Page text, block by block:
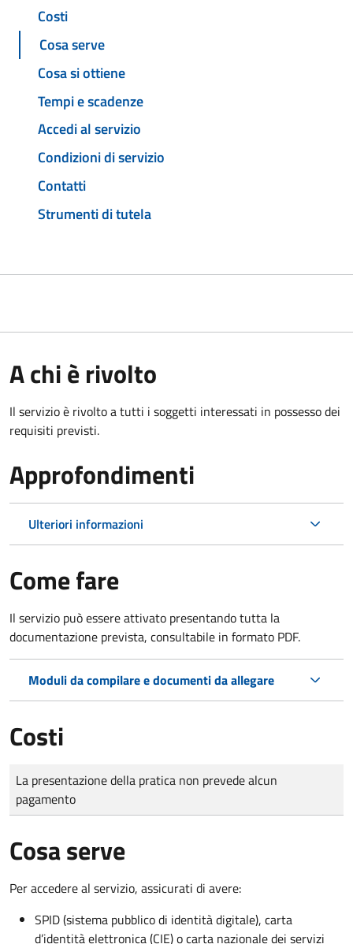
Costi
Cosa serve
Cosa si ottiene
Tempi e scadenze
Accedi al servizio
Condizioni di servizio
Contatti
Strumenti di tutela
A chi è rivolto
Il servizio è rivolto a tutti i soggetti interessati in possesso dei
requisiti previsti.
Approfondimenti
Ulteriori informazioni
Come fare
Il servizio può essere attivato presentando tutta la
documentazione prevista, consultabile in formato PDF.
Moduli da compilare e documenti da allegare
Costi
Tipo di pagamento
Importo
La presentazione della pratica non prevede alcun
pagamento
Cosa serve
Per accedere al servizio, assicurati di avere:
SPID (sistema pubblico di identità digitale), carta
d’identità elettronica (CIE) o carta nazionale dei servizi